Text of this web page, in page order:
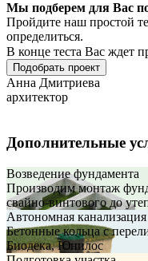
Мы подберем для Вас
Пройдите наш простой
определиться.
В конце теста Вас ждет
Подобрать проект
Анна Дмитриева
архитектор
Дополнительные
Возведение фундамента
Производим монтаж
свайно-винтового до
Автономная канализация
Бетонные кольца с
Биодека, Юнилос